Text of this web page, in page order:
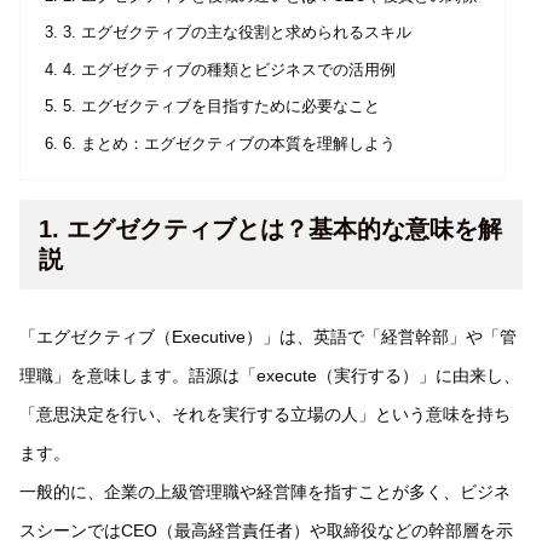
3. エグゼクティブの主な役割と求められるスキル
4. エグゼクティブの種類とビジネスでの活用例
5. エグゼクティブを目指すために必要なこと
6. まとめ：エグゼクティブの本質を理解しよう
1. エグゼクティブとは？基本的な意味を解
説
「エグゼクティブ（Executive）」は、英語で「経営幹部」や「管
理職」を意味します。語源は「execute（実行する）」に由来し、
「意思決定を行い、それを実行する立場の人」という意味を持ち
ます。
一般的に、企業の上級管理職や経営陣を指すことが多く、ビジネ
スシーンではCEO（最高経営責任者）や取締役などの幹部層を示